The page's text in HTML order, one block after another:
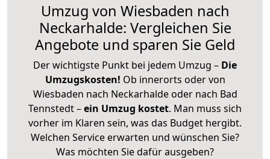
Umzug von Wiesbaden nach
Neckarhalde: Vergleichen Sie
Angebote und sparen Sie Geld
Der wichtigste Punkt bei jedem Umzug – Die
Umzugskosten! Ob innerorts oder von
Wiesbaden nach Neckarhalde oder nach Bad
Tennstedt –ein Umzug kostet. Man muss sich
vorher im Klaren sein, was das Budget hergibt.
Welchen Service erwarten und wünschen Sie?
Was möchten Sie dafür ausgeben?